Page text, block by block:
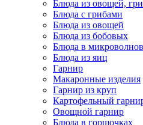
Блюда из овощей,
Блюда с грибами
Блюда из овощей
Блюда из бобовых
Блюда в
Блюда из яиц
Гарнир
Макаронные изделия
Гарнир из круп
Картофельный
Овощной гарнир
Блюда в горшочках